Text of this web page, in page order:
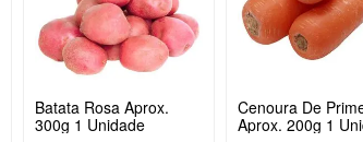
Batata Rosa Aprox.
300g 1 Unidade
Cenoura De
Aprox. 200g 1